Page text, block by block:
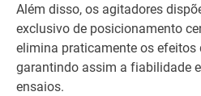
Além disso, os agitadores
exclusivo de posicionamento
elimina praticamente os efeitos
garantindo assim a fiabilidade
ensaios.